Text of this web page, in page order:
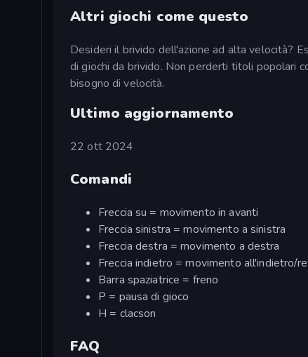
Altri giochi come questo
Desideri il brivido dell'azione ad alta velocità?
di giochi da brivido. Non perderti titoli popolari
bisogno di velocità.
Ultimo aggiornamento
22 ott 2024
Comandi
Freccia su = movimento in avanti
Freccia sinistra = movimento a sinistra
Freccia destra = movimento a destra
Freccia indietro = movimento all'indietro/
Barra spaziatrice = freno
P = pausa di gioco
H = clacson
FAQ